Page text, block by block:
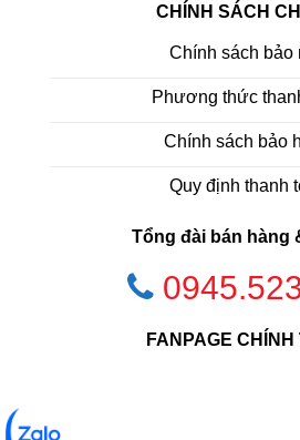
CHÍNH SÁCH
Chính sách bảo
Phương thức
Chính sách bảo
Quy định thanh
Tổng đài bán hàng
FANPAGE CHÍNH